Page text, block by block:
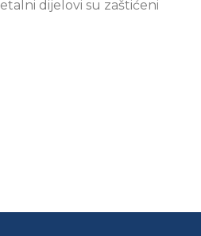
dijelovi su zaštićeni